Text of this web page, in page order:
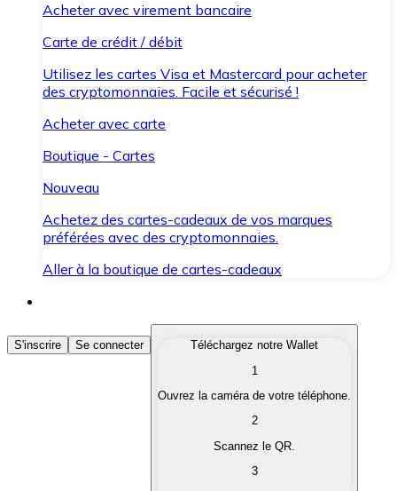
Acheter avec virement bancaire
Carte de crédit / débit
Utilisez les cartes Visa et Mastercard pour acheter
des cryptomonnaies. Facile et sécurisé !
Acheter avec carte
Boutique - Cartes
Nouveau
Achetez des cartes-cadeaux de vos marques
préférées avec des cryptomonnaies.
Aller à la boutique de cartes-cadeaux
Acheter des Cryptomonnaies
Achetez les cryptomonnaies qui vous intéressent
Convertissez vos cryptomonnaies en monnaie
S'inscrire Se connecter
Téléchargez notre Wallet
1
Ouvrez la caméra de votre téléphone.
2
Scannez le QR.
3